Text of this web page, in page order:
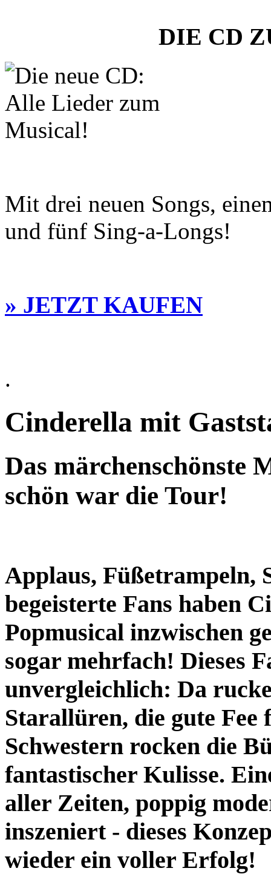
DIE CD
Mit drei neuen Songs,
und fünf Sing-a-Longs!
» JETZT KAUFEN
.
Cinderella mit
Das märchenschönste
schön war die Tour!
Applaus, Füßetrampeln,
begeisterte Fans haben
Popmusical inzwischen
sogar mehrfach! Dieses
unvergleichlich: Da
Starallüren, die gute
Schwestern rocken die
fantastischer Kulisse.
aller Zeiten, poppig
inszeniert - dieses
wieder ein voller Erfolg!